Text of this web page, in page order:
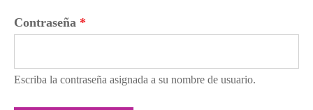
Contraseña *
Escriba la contraseña asignada a su nombre de usuario.